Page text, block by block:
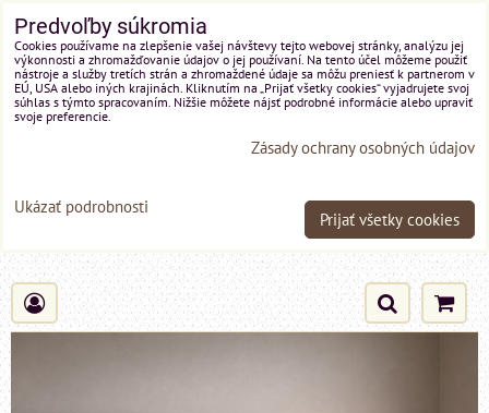
Predvoľby súkromia
Cookies používame na zlepšenie vašej návštevy tejto webovej stránky, analýzu jej
výkonnosti a zhromažďovanie údajov o jej používaní. Na tento účel môžeme použiť
nástroje a služby tretích strán a zhromaždené údaje sa môžu preniesť k partnerom v
EÚ, USA alebo iných krajinách. Kliknutím na „Prijať všetky cookies“ vyjadrujete svoj
súhlas s týmto spracovaním. Nižšie môžete nájsť podrobné informácie alebo upraviť
svoje preferencie.
Zásady ochrany osobných údajov
Ukázať podrobnosti
Prijať všetky cookies